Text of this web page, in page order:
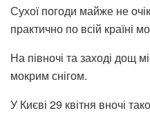
Сухої погоди майже не
практично по всій країні
На півночі та заході дощ
мокрим снігом.
У Києві 29 квітня вночі